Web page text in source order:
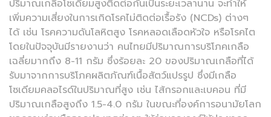
ปริมาณเกลือโซเดียมสูงติดต่อกันเป็นระยะเวลานาน จะทำให้
เพิ่มความเสี่ยงในการเกิดโรคไม่ติดต่อเรื้อรัง (NCDs) ต่างๆ
ได้ เช่น โรคความดันโลหิตสูง โรคหลอดเลือดหัวใจ หรือโรคไต
โดยในปัจจุบันมีรายงานว่า คนไทยมีปริมาณการบริโภคเกลือ
เฉลี่ยมากถึง 8-11 กรัม ซึ่งร้อยละ 20 ของปริมาณเกลือที่ได้
รับมาจากการบริโภคผลิตภัณฑ์เนื้อสัตว์แปรรูป ซึ่งมีเกลือ
โซเดียมคลอไรด์ในปริมาณที่สูง เช่น ไส้กรอกและเบคอน ที่มี
ปริมาณเกลือสูงถึง 1.5-4.0 กรัม ในขณะที่องค์การอนามัยโลก